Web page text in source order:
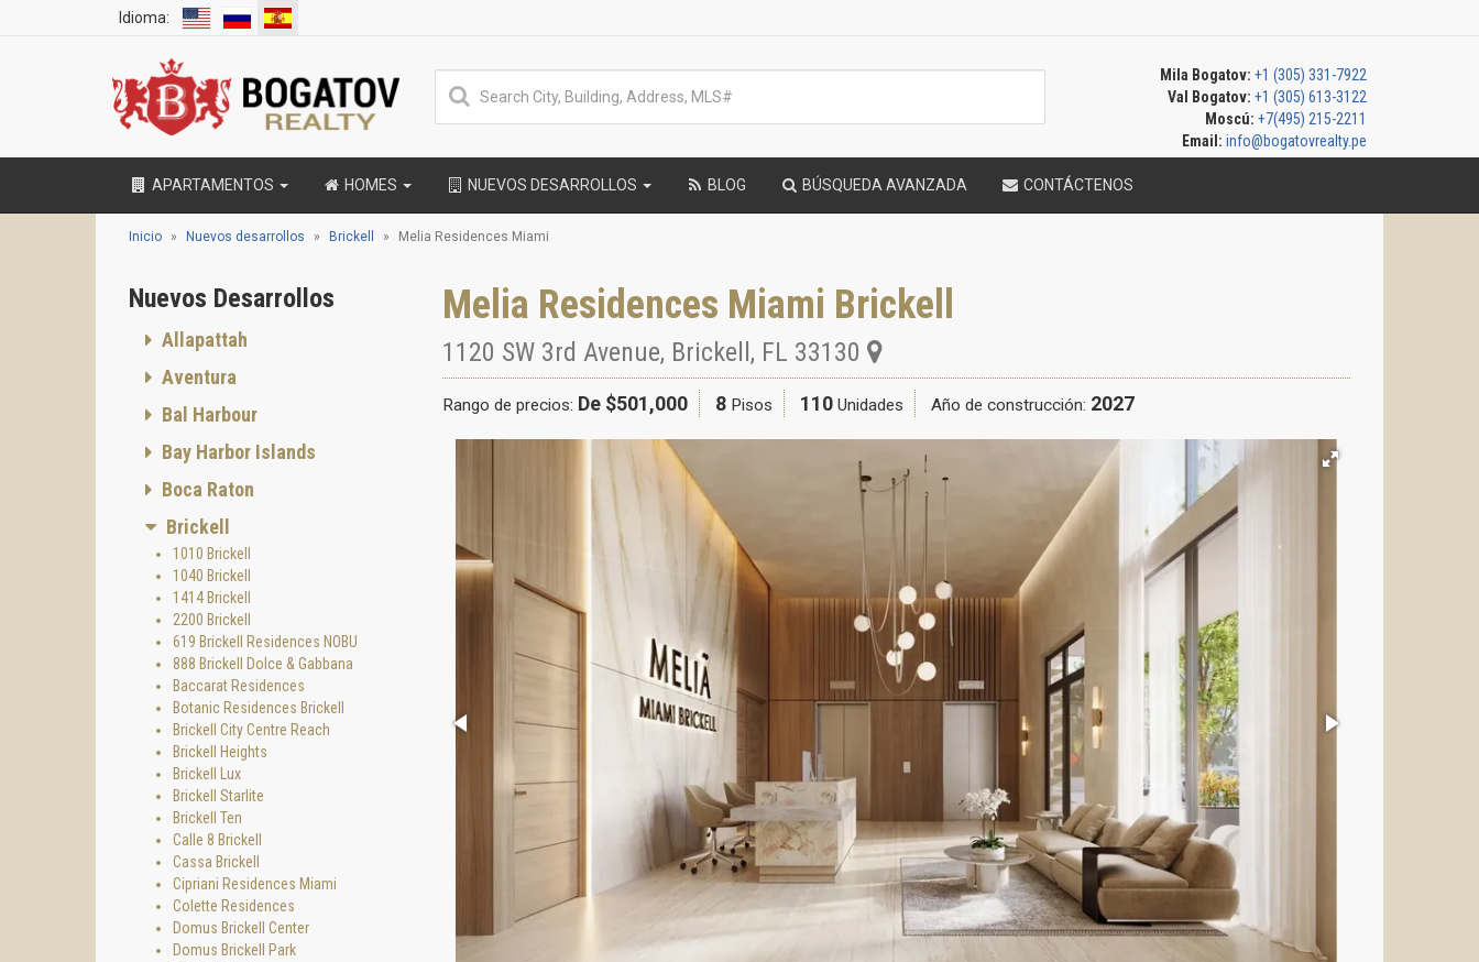
Idioma:
Mila Bogatov: +1 (305) 331-7922
Val Bogatov: +1 (305) 613-3122
Moscú: +7(495) 215-2211
Email: info@bogatovrealty.pe
APARTAMENTOS HOMES NUEVOS DESARROLLOS BLOG BÚSQUEDA AVANZADA CONTÁCTENOS
Inicio Nuevos desarrollos Brickell Melia Residences Miami
Melia Residences Miami Brickell
1120 SW 3rd Avenue, Brickell , FL 33130
Rango de precios: De $501,000 8 Pisos 110 Unidades Año de construcción: 2027
Nuevos Desarrollos
Allapattah
Aventura
Bal Harbour
Bay Harbor Islands
Boca Raton
Brickell
1010 Brickell
1040 Brickell
1414 Brickell
2200 Brickell
619 Brickell Residences NOBU
888 Brickell Dolce & Gabbana
Baccarat Residences
Botanic Residences Brickell
Brickell City Centre Reach
Brickell Heights
Brickell Lux
Brickell Starlite
Brickell Ten
Calle 8 Brickell
Cassa Brickell
Cipriani Residences Miami
Colette Residences
Domus Brickell Center
Domus Brickell Park